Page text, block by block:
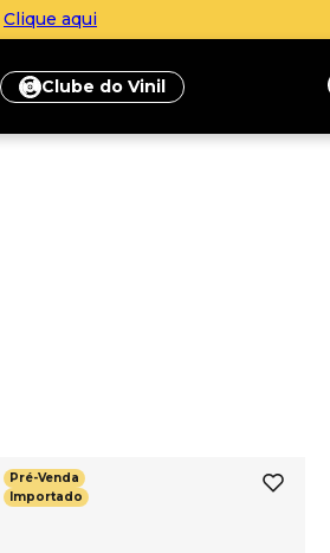
Clique aqui
Clube do Vinil
Pré-Venda
Importado